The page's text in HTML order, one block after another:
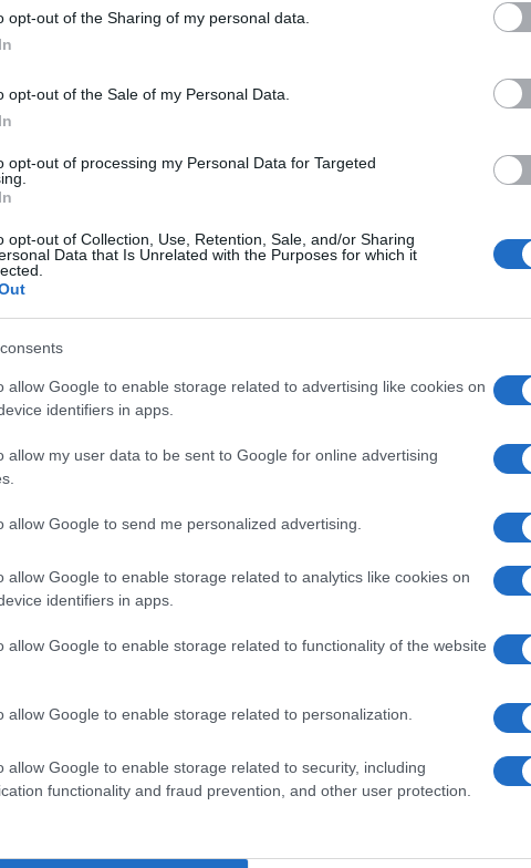
opt-out of the Sharing of my personal data.
opt-out of the Sale of my Personal Data.
opt-out of processing my Personal Data for Targeted
opt-out of Collection, Use, Retention, Sale, and/or Sharing
Data that Is Unrelated with the Purposes for which it
allow Google to enable storage related to advertising like cookies on
identifiers in apps.
allow my user data to be sent to Google for online advertising
allow Google to send me personalized advertising.
allow Google to enable storage related to analytics like cookies on
identifiers in apps.
allow Google to enable storage related to functionality of the website
allow Google to enable storage related to personalization.
allow Google to enable storage related to security, including
functionality and fraud prevention, and other user protection.
Regina Coeli gli interrogatori per i due
per la sparatoria di Manuel Bortuzzo. I due
è aggravato dai futili motivi. Manca poco ormai
Robbio, con i loro avvocati Alessandro De Federicis e
voluto far sapere di essere “distrutti” emotivamente
tramite gli avvocati: “Avevano un peso sulla
giorni prima di andare alla polizia per costituirsi.
il fatto aggiungendo che pensava di aver individuato la
all’interno del locale, lo avesse minacciato e
sparando, è tornato davanti al pub insieme all’amico
Secondo quanto detto da Bazzano, Marinelli avrebbe
degli spari.
i medici abbiano confermato la lesione
di tornare a camminare. Il padre di Manuel ha
mobile e del commissariato di Ostia per l’impegno nelle
agli arresti. Inoltre si è rivolto agli agenti definendoli “i
un luogo dove vivrebbe, nonostante l’episodio che ha
ROMA – Chiuso bar per
violazione norma anti-Covid19:
consumavano cibi e bevande